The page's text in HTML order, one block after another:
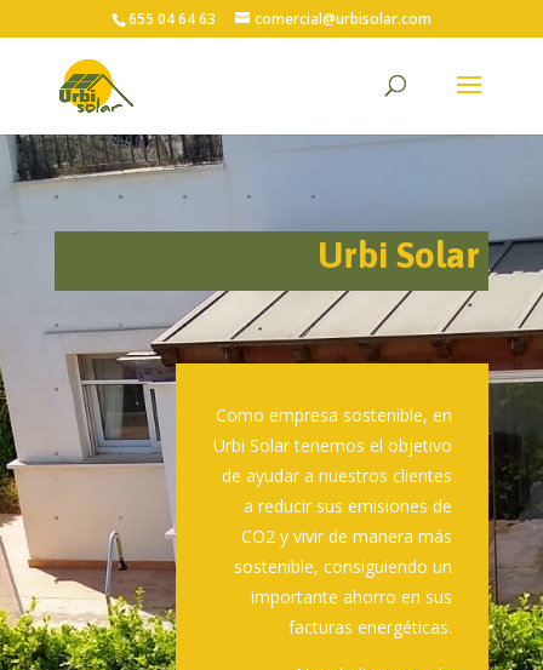
655 04 64 63 comercial@urbisolar.com
Urbi Solar
Como empresa sostenible, en
Urbi Solar tenemos el objetivo
de ayudar a nuestros clientes
a reducir sus emisiones de
CO2 y vivir de manera más
sostenible, consiguiendo un
importante ahorro en sus
facturas energéticas.